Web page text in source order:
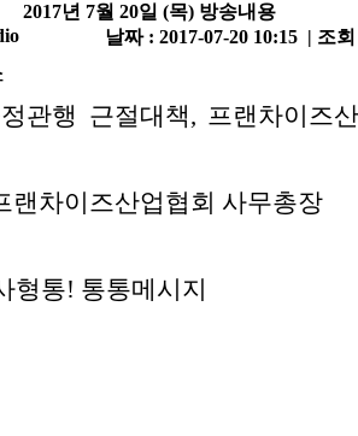
2017년 7월 20일 (목) 방송내용
날짜 : 2017-07-20 10:15 | 조
관행 근절대책, 프랜차이즈
랜차이즈산업협회 사무총장
형통! 통통메시지